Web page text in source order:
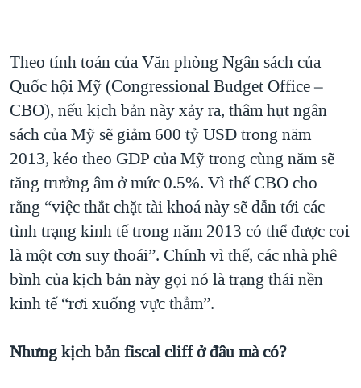
Theo tính toán của Văn phòng Ngân sách của
Quốc hội Mỹ (Congressional Budget Office –
CBO), nếu kịch bản này xảy ra, thâm hụt ngân
sách của Mỹ sẽ giảm 600 tỷ USD trong năm
2013, kéo theo GDP của Mỹ trong cùng năm sẽ
tăng trưởng âm ở mức 0.5%. Vì thế CBO cho
rằng “việc thắt chặt tài khoá này sẽ dẫn tới các
tình trạng kinh tế trong năm 2013 có thể được coi
là một cơn suy thoái”. Chính vì thế, các nhà phê
bình của kịch bản này gọi nó là trạng thái nền
kinh tế “rơi xuống vực thẳm”.
Nhưng kịch bản fiscal cliff ở đâu mà có?